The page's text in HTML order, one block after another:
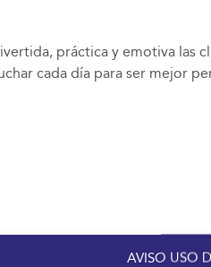
AVISO USO
práctica y emotiva las
cada día para ser mejor